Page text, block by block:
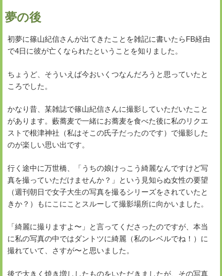
夢の後
初夢に篠山紀信さんが出てきたことを雑記に書いたらFB経由
で4日に彼が亡くなられたということを知りました。
ちょうど、そういえば今おいくつなんだろうと思っていたと
ころでした。
かなり昔、某雑誌で篠山紀信さんに撮影していただいたこと
があります。藪蕎麦で一緒にお蕎麦を食べた後に私のリクエ
ストで根津神社（私はそこの氏子だったのです）で撮影した
のが楽しい思い出です。
行く途中に万世橋、「うちの娘けっこう綺麗なんですけど写
真を撮っていただけませんか？」という見知らぬ女性の要望
（週刊朝日で女子大生の写真を撮るシリーズをされていたと
きか？）もにこにことスルーして撮影場所に向かいました。
「綺麗に撮りますよ〜」と言ってくださったのですが、本当
に私の写真の中ではダントツに綺麗（私のレベルでね！）に
撮れていて、さすが〜と思いました。
後で大きく焼き増ししたものをいただきましたが、その写真